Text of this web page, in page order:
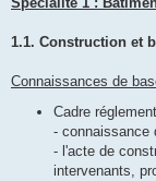
1.1. Construction et
Connaissances de
Cadre
- connaissance
- l'acte de
intervenants,